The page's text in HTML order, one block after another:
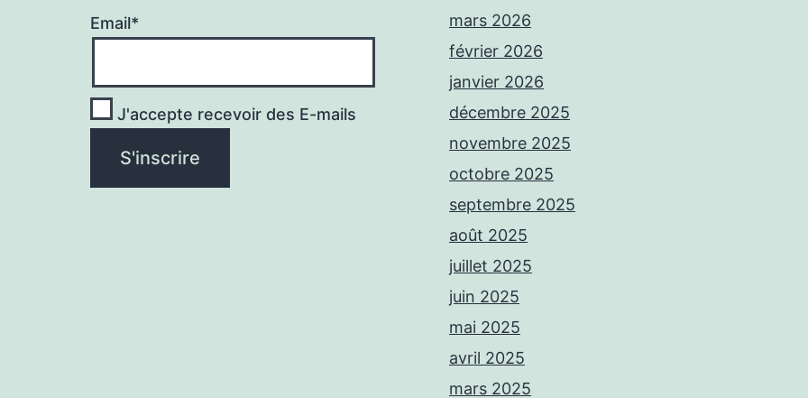
Email*
J'accepte recevoir des E-mails
mars 2026
février 2026
janvier 2026
décembre 2025
novembre 2025
octobre 2025
septembre 2025
août 2025
juillet 2025
juin 2025
mai 2025
avril 2025
mars 2025